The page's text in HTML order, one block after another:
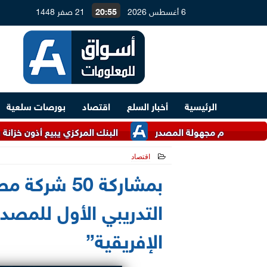
6 أغسطس 2026 20:55 21 صفر 1448
الرئيسية أخبار السلع اقتصاد
بورصات سلعية
البنك المركزي يبيع أذون خزانة بقيمة 145.5 مليار جنيه
اقتصاد
بمشاركة
التدريبي الأول
الإفريقية”